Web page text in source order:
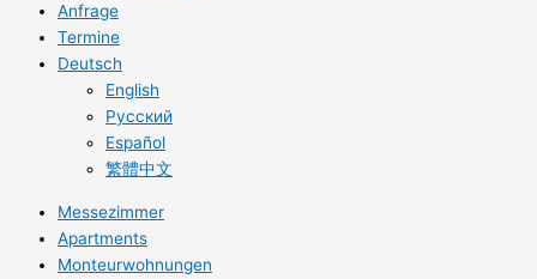
Anfrage
Termine
Deutsch
English
Русский
Español
繁體中文
Messezimmer
Apartments
Monteurwohnungen